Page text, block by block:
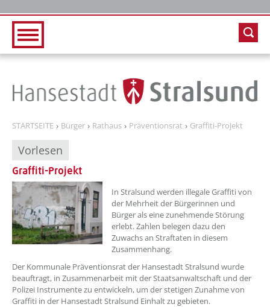
STARTSEITE Bürger Rathaus Präventionsrat Graffiti-Projekt
Vorlesen
Graffiti-Projekt
In Stralsund werden illegale Graffiti von
der Mehrheit der Bürgerinnen und
Bürger als eine zunehmende Störung
erlebt. Zahlen belegen dazu den
Zuwachs an Straftaten in diesem
Zusammenhang.
Der Kommunale Präventionsrat der Hansestadt Stralsund wurde
beauftragt, in Zusammenarbeit mit der Staatsanwaltschaft und der
Polizei Instrumente zu entwickeln, um der stetigen Zunahme von
Graffiti in der Hansestadt Stralsund Einhalt zu gebieten.